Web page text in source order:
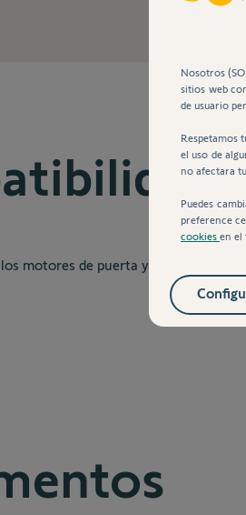
motores de puerta y motorización
Nosotros
sitios web
de usuario
Respetamos
el uso de
no afectara
Puedes
preference
cookies en el